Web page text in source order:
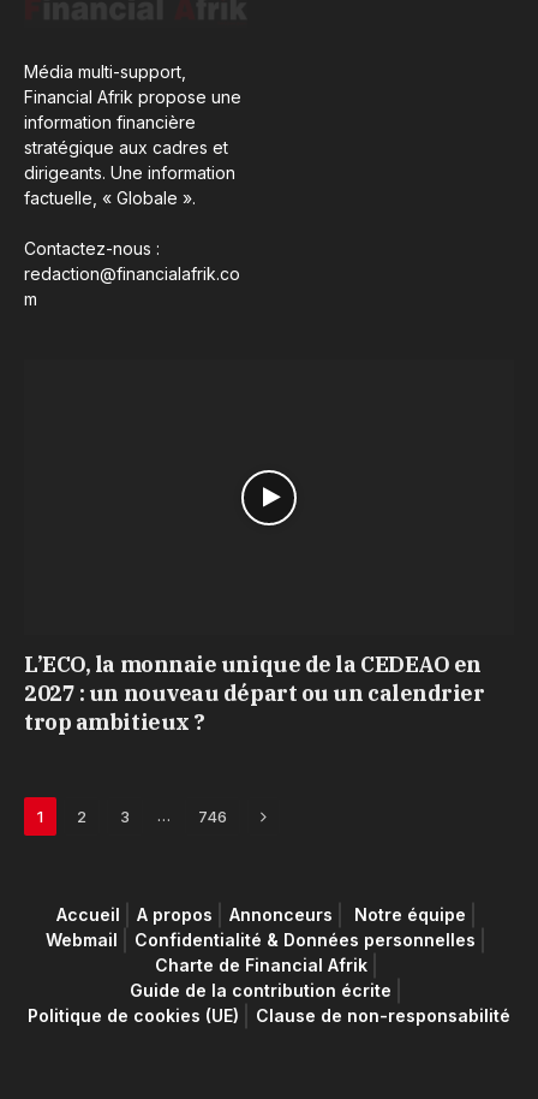
Média multi-support,
Financial Afrik propose une
information financière
stratégique aux cadres et
dirigeants. Une information
factuelle, « Globale ».
Contactez-nous :
redaction@financialafrik.co
m
L’ECO, la monnaie unique de la CEDEAO en
2027 : un nouveau départ ou un calendrier
trop ambitieux ?
1 2 3 … 746 Next
Accueil A propos Annonceurs
Notre équipe
Webmail
Confidentialité & Données personnelles
Charte de Financial Afrik
Guide de la contribution écrite
Politique de cookies (UE)
Clause de non-responsabilité